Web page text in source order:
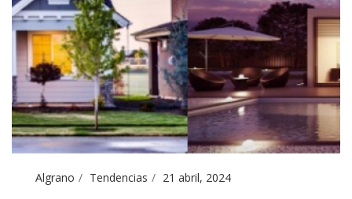
Algrano Tendencias 21 abril, 2024